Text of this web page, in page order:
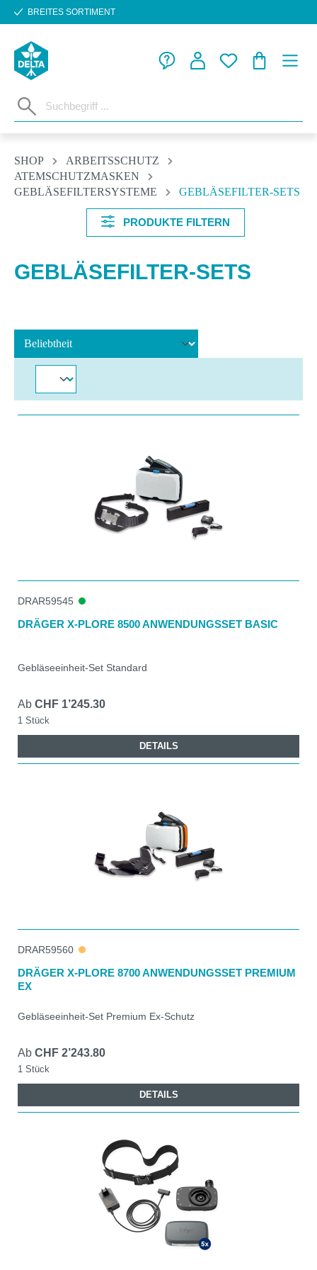
Zum Hauptinhalt springen
BREITES SORTIMENT
SHOP
ARBEITSSCHUTZ
ATEMSCHUTZMASKEN
GEBLÄSEFILTERSYSTEME
GEBLÄSEFILTER-SETS
PRODUKTE FILTERN
GEBLÄSEFILTER-SETS
DRAR59545
DRÄGER X-PLORE 8500 ANWENDUNGSSET BASIC
Gebläseeinheit-Set Standard
Ab CHF 1’245.30
1 Stück
DETAILS
DRAR59560
DRÄGER X-PLORE 8700 ANWENDUNGSSET PREMIUM
EX
Gebläseeinheit-Set Premium Ex-Schutz
Ab CHF 2’243.80
1 Stück
DETAILS